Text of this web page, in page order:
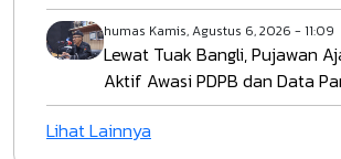
humas Kamis, Agustus 6, 2026 - 11:09
Lewat Tuak Bangli, Pujawan
Aktif Awasi PDPB dan Data
Lihat Lainnya